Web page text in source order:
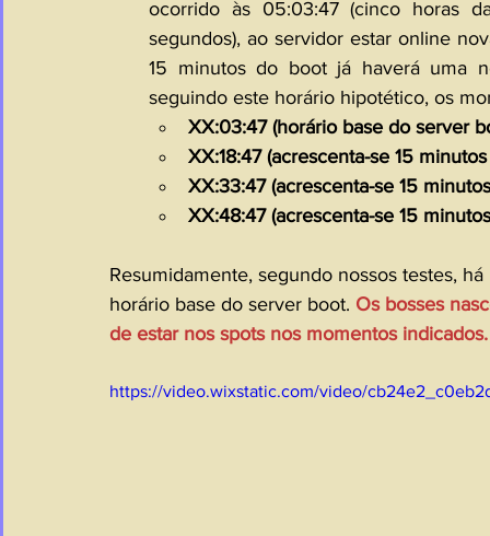
ocorrido às 05:03:47 (cinco horas
segundos), ao servidor estar online
15 minutos do boot já haverá uma
seguindo este horário hipotético, os
XX:03:47 (horário base do server
XX:18:47 (acrescenta-se 15
XX:33:47 (acrescenta-se 15
XX:48:47 (acrescenta-se 15
Resumidamente, segundo nossos testes,
horário base do server boot. Os bosses
de estar nos spots nos momentos indicados.
https://video.wixstatic.com/video/